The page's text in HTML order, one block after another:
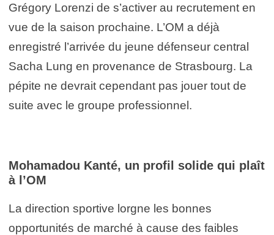
Grégory Lorenzi de s’activer au recrutement en
vue de la saison prochaine. L’OM a déjà
enregistré l’arrivée du jeune défenseur central
Sacha Lung en provenance de Strasbourg. La
pépite ne devrait cependant pas jouer tout de
suite avec le groupe professionnel.
Mohamadou Kanté, un profil solide qui plaît
à l’OM
La direction sportive lorgne les bonnes
opportunités de marché à cause des faibles